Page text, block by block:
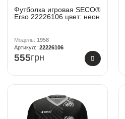
Футболка игровая SECO®
Erso 22226106 цвет: неон
1958
22226106
555грн